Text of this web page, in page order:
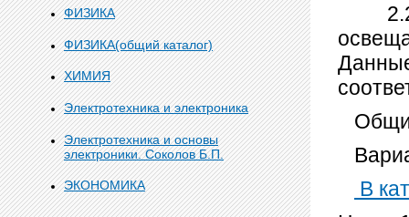
ФИЗИКА
ФИЗИКА(общий каталог)
ХИМИЯ
Электротехника и электроника
Электротехника и основы
электроники. Соколов Б.П.
ЭКОНОМИКА
2.2.
В